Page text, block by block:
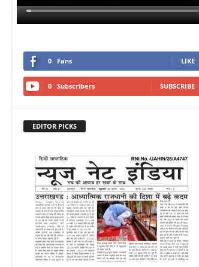
0 Fans LIKE
0 Subscribers SUBSCRIBE
EDITOR PICKS